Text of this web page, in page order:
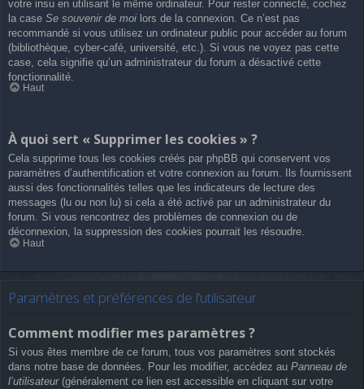
votre insu en utilisant le même ordinateur. Pour rester connecté, cochez
la case Se souvenir de moi lors de la connexion. Ce n’est pas
recommandé si vous utilisez un ordinateur public pour accéder au forum
(bibliothèque, cyber-café, université, etc.). Si vous ne voyez pas cette
case, cela signifie qu’un administrateur du forum a désactivé cette
fonctionnalité.
Haut
À quoi sert « Supprimer les cookies » ?
Cela supprime tous les cookies créés par phpBB qui conservent vos
paramètres d’authentification et votre connexion au forum. Ils fournissent
aussi des fonctionnalités telles que les indicateurs de lecture des
messages (lu ou non lu) si cela a été activé par un administrateur du
forum. Si vous rencontrez des problèmes de connexion ou de
déconnexion, la suppression des cookies pourrait les résoudre.
Haut
Paramètres et préférences de l’utilisateur
Comment modifier mes paramètres ?
Si vous êtes membre de ce forum, tous vos paramètres sont stockés
dans notre base de données. Pour les modifier, accédez au Panneau de
l’utilisateur(généralement ce lien est accessible en cliquant sur votre